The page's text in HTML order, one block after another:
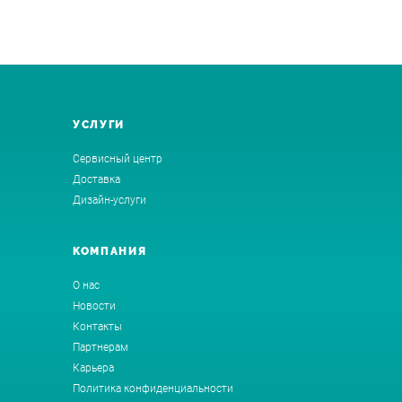
УСЛУГИ
Сервисный центр
Доставка
Дизайн-услуги
КОМПАНИЯ
О нас
Новости
Контакты
Партнерам
Карьера
Политика конфиденциальности